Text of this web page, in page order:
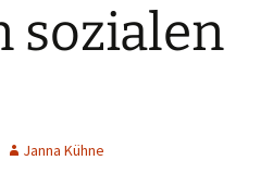
sozialen
Janna Kühne